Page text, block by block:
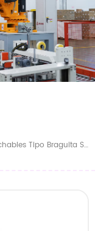
Pañales Desechables Tipo Braguita Suaves, Transpirables Y Cómodos Para Bebés Con Protección Antifugas 3D.